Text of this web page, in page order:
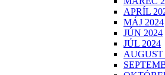
APRÍL
MÁJ 2024
JÚN 2024
JÚL 2024
AUGUST